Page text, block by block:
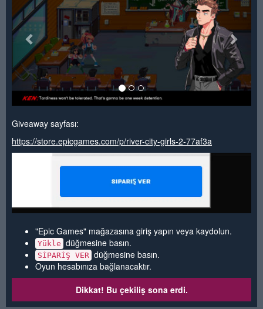
Giveaway sayfası:
https://store.epicgames.com/p/river-city-girls-2-77af3a
"Epic Games" mağazasına giriş yapın veya kaydolun.
Yükle düğmesine basın.
SİPARİŞ VER düğmesine basın.
Oyun hesabınıza bağlanacaktır.
Dikkat! Bu çekiliş sona erdi.